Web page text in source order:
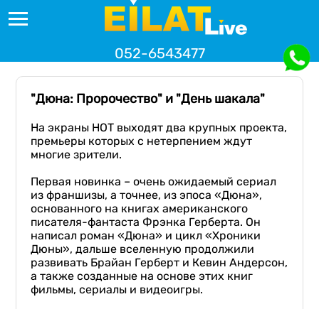
052-6543477
"Дюна: Пророчество" и "День шакала"
На экраны НОТ выходят два крупных проекта,
премьеры которых с нетерпением ждут
многие зрители.
Первая новинка – очень ожидаемый сериал
из франшизы, а точнее, из эпоса «Дюна»,
основанного на книгах американского
писателя-фантаста Фрэнка Герберта. Он
написал роман «Дюна» и цикл «Хроники
Дюны», дальше вселенную продолжили
развивать Брайан Герберт и Кевин Андерсон,
а также созданные на основе этих книг
фильмы, сериалы и видеоигры.